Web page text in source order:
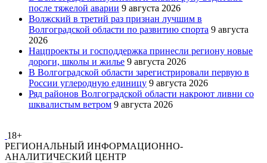
после тяжелой аварии 9 августа 2026
Волжский в третий раз признан лучшим в
Волгоградской области по развитию спорта 9 августа
2026
Нацпроекты и господдержка принесли региону новые
дороги, школы и жилье 9 августа 2026
В Волгоградской области зарегистрировали первую в
России углеродную единицу 9 августа 2026
Ряд районов Волгоградской области накроют ливни со
шквалистым ветром 9 августа 2026
18+
РЕГИОНАЛЬНЫЙ ИНФОРМАЦИОННО-
АНАЛИТИЧЕСКИЙ ЦЕНТР